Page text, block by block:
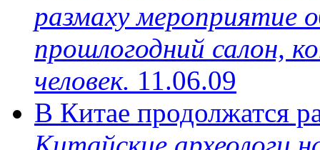
размаху мероприятие
прошлогодний салон,
человек. 11.06.09
В Китае продолжатся